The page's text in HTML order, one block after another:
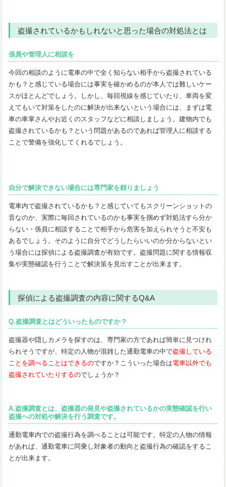
盗撮されているかもしれないと思った場合の対処法とは
係員や管理人に相談を
今回の相談のように電車の中で全く知らない相手から盗撮されている
かも？と感じている場合には事実を確かめるのが本人では難しいケー
スがほとんどでしょう。しかし、毎回視線を感じていたり、車両を変
えてもいて対策をしたのに解決が出来ないという場合には、まずは電
車の車掌さんやお近くのスタッフなどに相談しましょう。建物内でも
盗撮されているかも？という問題があるのであれば管理人に相談する
ことで警備を強化してくれるでしょう。
自分で解決できない場合には専門家を頼りましょう
電車内で盗撮されているかも？と感じていてもスクリーンショットの
音なのか、実際に毎回されているのかも事実を掴めず対処法すら分か
らない・係員に相談することで相手から危害を加えられそうと不安も
あるでしょう。そのように自分でどうしたらいいのか分からないとい
う場合には探偵による盗撮調査が有効です。盗撮問題に関する情報収
集や実態確認を行うことで解決策を見出すことが出来ます。
探偵による盗撮調査の内容に関するQ&A
Q.盗撮調査とはどういったものですか？
盗撮器や隠しカメラを探すのは、専門家の方であれば簡単に見つけれ
られそうですが、特定の人物が混雑した通勤電車の中で盗撮している
ことを調べることはできるのですか？こういった場合は電車以外でも
盗撮されていたりするのでしょうか？
A.盗撮調査とは、盗撮器の発見や盗撮されているかの実態確認を行い
盗撮への対処や解決を行う調査です。
通勤電車内での盗撮行為を調べることは可能です。特定の人物の情報
があれば、通勤電車に同乗し対象者の動向と盗撮行為の確認をするこ
とが出来ます。